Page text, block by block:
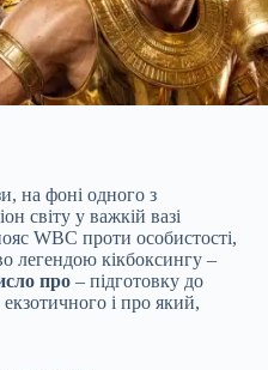
на фоні одного з
світу у важкій вазі
WBC проти особистості,
легендою кікбоксингу –
про – підготовку до
і про який,